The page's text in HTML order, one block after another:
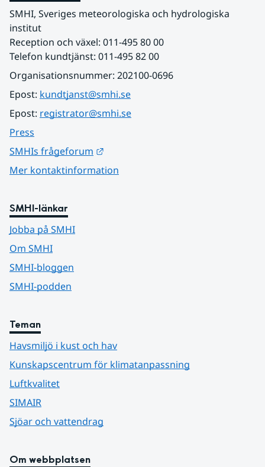
SMHI, Sveriges meteorologiska och hydrologiska
institut
Reception och växel: 011-495 80 00
Telefon kundtjänst: 011-495 82 00
Organisationsnummer: 202100-0696
Epost: kundtjanst@smhi.se
Epost: registrator@smhi.se
Press
SMHIs frågeforum
Mer kontaktinformation
SMHI-länkar
Jobba på SMHI
Om SMHI
SMHI-bloggen
SMHI-podden
Teman
Havsmiljö i kust och hav
Kunskapscentrum för klimatanpassning
Luftkvalitet
SIMAIR
Sjöar och vattendrag
Om webbplatsen